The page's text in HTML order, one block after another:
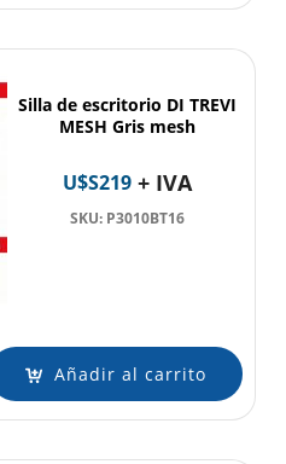
Silla de escritorio DI TREVI
MESH Gris mesh
U$S219 + IVA
SKU: P3010BT16
Añadir al carrito